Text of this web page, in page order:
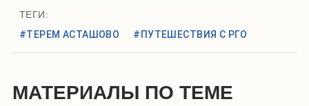
ТЕГИ:
#ТЕРЕМ АСТАШОВО
#ПУТЕШЕСТВИЯ С РГО
МАТЕРИАЛЫ ПО ТЕМЕ